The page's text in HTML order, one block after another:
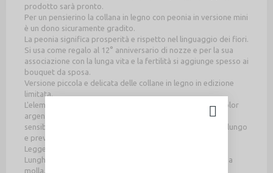
prodotto sarà pronto.
Per un pensierino la collana in legno con peonia in versione mini
è un dono sicuramente gradito.
La peonia significa prosperità e rispetto nel linguaggio dei fiori.
Si usa come regalo al 12° anniversario di nozze e per la sua
associazione con la lunga vita e la fertilità si aggiunge spesso ai
bouquet da sposa.
Versione piccola e delicata delle collane in legno in edizione
limitata.
L'elemento in legno è montato ad una catena in metallo color
argento anallergica, per non dare problemi di
sensibilizzazione, trattata in modo da rimanere lucente a lungo
e prevenire l'ossidazione.
Leggerissima da indossare!
Lunghezza collana 50 cm (modello Princess), con chiusura a
molla.